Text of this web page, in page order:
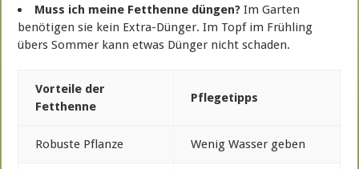
Muss ich meine Fetthenne düngen? Im Garten
benötigen sie kein Extra-Dünger. Im Topf im Frühling
übers Sommer kann etwas Dünger nicht schaden.
Vorteile der
Fetthenne
Pflegetipps
Robuste Pflanze Wenig Wasser geben